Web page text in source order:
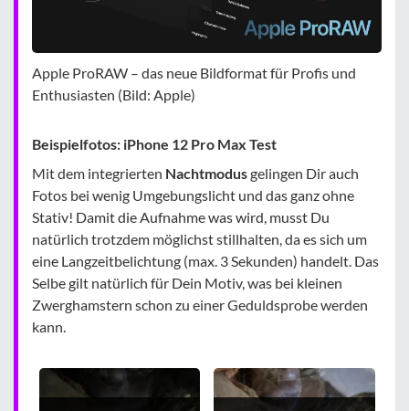
Apple ProRAW – das neue Bildformat für Profis und
Enthusiasten (Bild: Apple)
Beispielfotos: iPhone 12 Pro Max Test
Mit dem integrierten Nachtmodusgelingen Dir auch
Fotos bei wenig Umgebungslicht und das ganz ohne
Stativ! Damit die Aufnahme was wird, musst Du
natürlich trotzdem möglichst stillhalten, da es sich um
eine Langzeitbelichtung (max. 3 Sekunden) handelt. Das
Selbe gilt natürlich für Dein Motiv, was bei kleinen
Zwerghamstern schon zu einer Geduldsprobe werden
kann.